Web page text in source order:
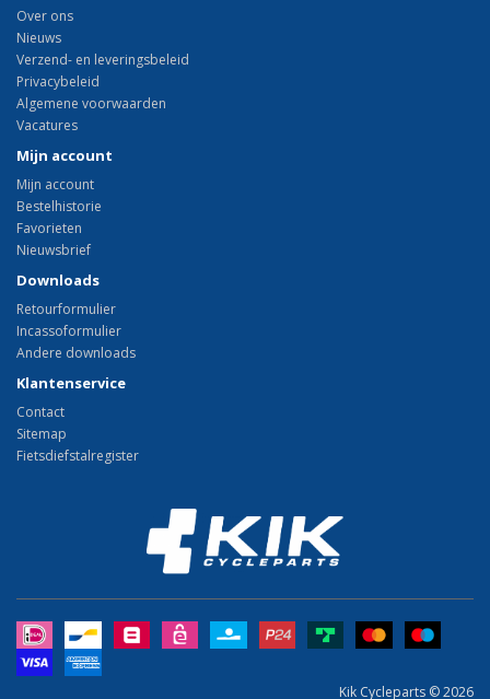
Over ons
Nieuws
Verzend- en leveringsbeleid
Privacybeleid
Algemene voorwaarden
Vacatures
Mijn account
Mijn account
Bestelhistorie
Favorieten
Nieuwsbrief
Downloads
Retourformulier
Incassoformulier
Andere downloads
Klantenservice
Contact
Sitemap
Fietsdiefstalregister
Kik Cycleparts © 2026